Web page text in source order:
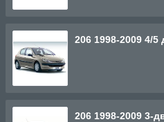
206 1998-2009 4/5
206 1998-2009 3-